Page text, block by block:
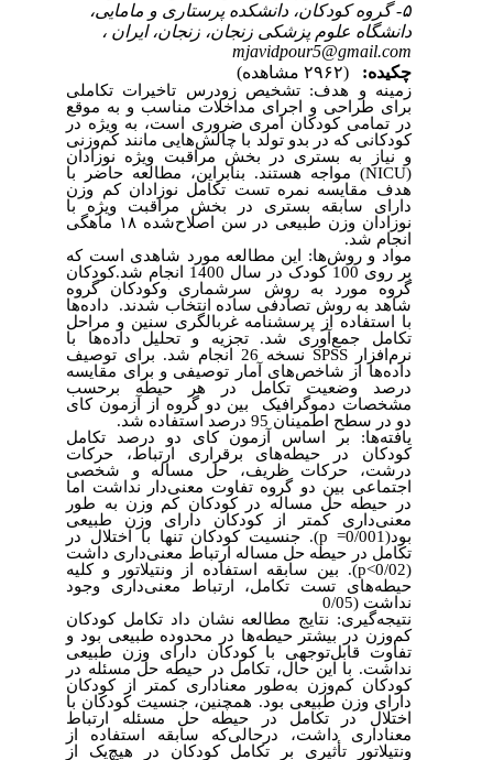
۵- گروه کودکان، دانشکده پرستاری و مامایی،
دانشگاه علوم پزشکی زنجان، زنجان، ایران ،
mjavidpour5@gmail.com
چکیده:
زمینه و هدف: تشخیص زودرس تاخیرات تکاملی
برای طراحی و اجرای مداخلات مناسب و به‌ موقع
در تمامی کودکان امری ضروری است، به ویژه در
کودکانی که در بدو تولد با چالش‌هایی مانند کم‌وزنی
و نیاز به بستری در بخش مراقبت ویژه نوزادان
مواجه هستند. بنابراین، مطالعه حاضر با
هدف مقایسه نمره تست تکامل نوزادان کم وزن
دارای سابقه بستری در بخش مراقبت ویژه با
نوزادان وزن طبیعی در سن اصلاح‌شده ١٨ ماهگی
انجام شد.
مواد و روش‌ها: این مطالعه مورد شاهدی است که
بر روی 100 کودک در سال 1400 انجام شد.کودکان
گروه مورد به روش سرشماری وکودکان گروه
شاهد به روش تصادفی ساده انتخاب شدند. داده‌ها
با استفاده از پرسشنامه غربالگری سنین و مراحل
تکامل جمع‌آوری شد. تجزیه و تحلیل داده‌ها با
نرم‌افزار SPSS
نسخه 26 انجام شد. برای توصیف
داده‌ها از شاخص‌های آمار توصیفی و برای مقایسه
درصد وضعیت تکامل در هر حیطه برحسب
مشخصات دموگرافیک بین دو گروه از آزمون کای
دو در سطح اطمینان 95 درصد استفاده شد
.
یافته‌ها: بر اساس آزمون کای دو درصد تکامل
کودکان در حیطه‌های برقراری ارتباط، حرکات
درشت، حرکات ظریف، حل مساله و شخصی
اجتماعی بین دو گروه تفاوت معنی‌دار نداشت اما
در حیطه حل مساله در کودکان کم وزن به طور
معنی‌داری کمتر از کودکان دارای وزن طبیعی
بود(0/001= p).
جنسیت کودکان تنها با اختلال در
تکامل در حیطه حل مساله ارتباط معنی‌داری داشت
بین سابقه استفاده از ونتیلاتور و کلیه
حیطه‌های تست تکامل، ارتباط معنی‌داری وجود
نداشت(0/05
نتیجه‌گیری: نتایج مطالعه نشان داد تکامل کودکان
کم‌وزن در بیشتر حیطه‌ها در محدوده طبیعی بود و
تفاوت قابل‌توجهی با کودکان دارای وزن طبیعی
نداشت. با این حال، تکامل در حیطه حل مسئله در
کودکان کم‌وزن به‌طور معناداری کمتر از کودکان
دارای وزن طبیعی بود. همچنین، جنسیت کودکان با
اختلال در تکامل در حیطه حل مسئله ارتباط
معناداری داشت، درحالی‌که سابقه استفاده از
ونتیلاتور تأثیری بر تکامل کودکان در هیچ‌یک از